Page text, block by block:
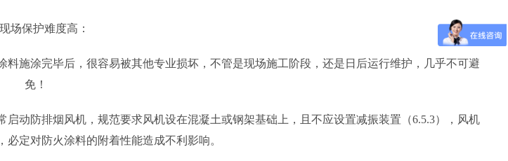
场保护难度高：
施涂完毕后，很容易被其他专业损坏，不管是现场施工阶段，还是日后运行维护，几乎不可避
免！
动防排烟风机，规范要求风机设在混凝土或钢架基础上，且不应设置减振装置（6.5.3），风机
必定对防火涂料的附着性能造成不利影响。